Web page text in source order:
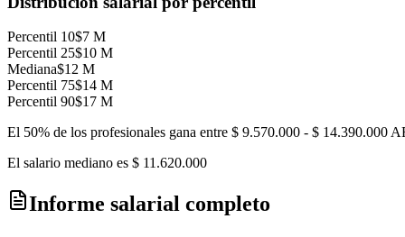
Percentil 10$7 M
Percentil 25$10 M
Mediana$12 M
Percentil 75$14 M
Percentil 90$17 M
El 50% de los profesionales gana entre $ 9.570.000 - $ 14.390.000
El salario mediano es $ 11.620.000
Informe salarial completo